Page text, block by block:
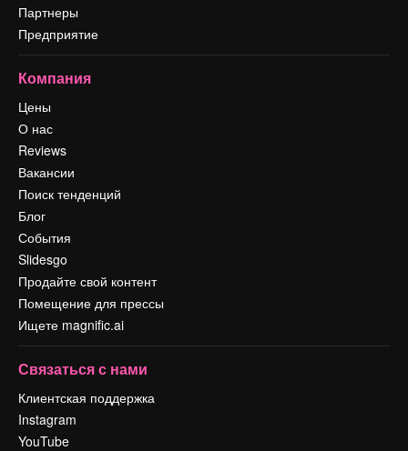
Партнеры
Предприятие
Компания
Цены
О нас
Reviews
Вакансии
Поиск тенденций
Блог
События
Slidesgo
Продайте свой контент
Помещение для прессы
Ищете magnific.ai
Связаться с нами
Клиентская поддержка
Instagram
YouTube